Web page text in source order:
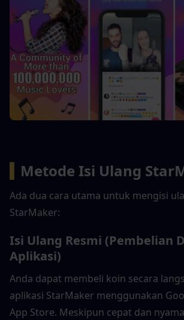
Metode Isi Ulang
Ada dua cara utama untuk mengisi
StarMaker:
Isi Ulang Resmi (Pembelian
Aplikasi)
Anda dapat membeli koin secara
aplikasi StarMaker menggunakan
App Store. Meskipun cepat dan